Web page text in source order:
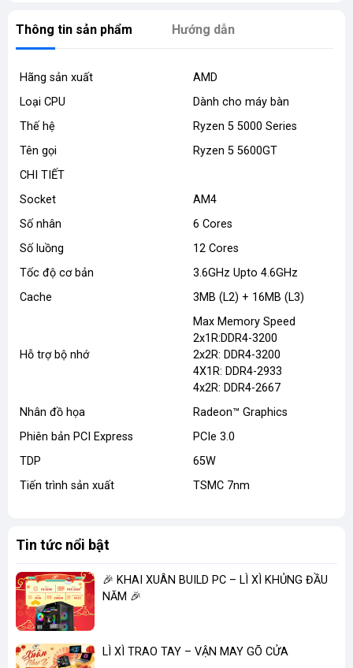
Thông tin sản phẩm Hướng dẫn
Hãng sản xuất
AMD
Loại CPU
Dành cho máy bàn
Thế hệ
Ryzen 5 5000 Series
Tên gọi
Ryzen 5 5600GT
CHI TIẾT
Socket
AM4
Số nhân
6 Cores
Số luồng
12 Cores
Tốc độ cơ bản
3.6GHz Upto 4.6GHz
Cache
3MB (L2) + 16MB (L3)
Hỗ trợ bộ nhớ
Max Memory Speed
2x1R:DDR4-3200
2x2R: DDR4-3200
4X1R: DDR4-2933
4x2R: DDR4-2667
Nhân đồ họa
Radeon™ Graphics
Phiên bản PCI Express
PCIe 3.0
TDP
65W
Tiến trình sản xuất
TSMC 7nm
Tin tức nổi bật
🎉 KHAI XUÂN BUILD PC – LÌ XÌ KHỦNG ĐẦU
NĂM 🎉
LÌ XÌ TRAO TAY – VẬN MAY GÕ CỬA